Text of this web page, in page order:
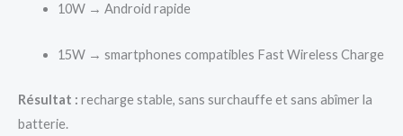
10W → Android rapide
15W → smartphones compatibles Fast Wireless Charge
Résultat : recharge stable, sans surchauffe et sans abîmer la
batterie.